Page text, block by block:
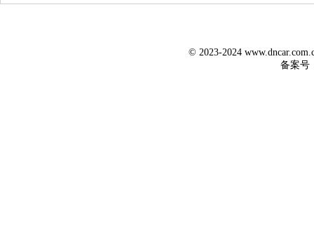
© 2023-2024
备案号